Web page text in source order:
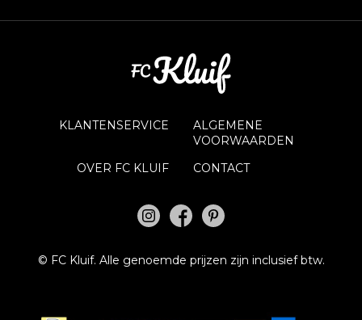
KLANTENSERVICE
ALGEMENE
VOORWAARDEN
OVER FC KLUIF
CONTACT
© FC Kluif. Alle genoemde prijzen zijn inclusief btw.